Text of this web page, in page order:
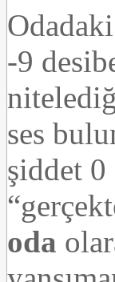
-9
ses
şiddet
oda